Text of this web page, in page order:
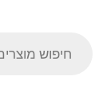
search